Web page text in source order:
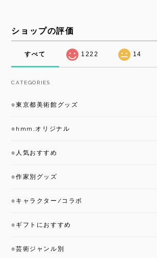
ショップの評価
すべて 1222 14
CATEGORIES
○東京都美術館グッズ
○hmm,オリジナル
○人気おすすめ
○作家別グッズ
○キャラクター/コラボ
○ギフトにおすすめ
○芸術ジャンル別